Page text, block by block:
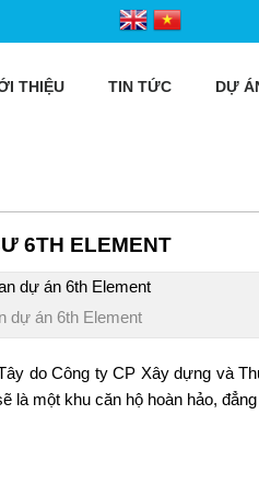
THIỆU TIN TỨC DỰ
6TH ELEMENT
dự án 6th Element
do Công ty CP Xây dựng và
là một khu căn hộ hoàn hảo,